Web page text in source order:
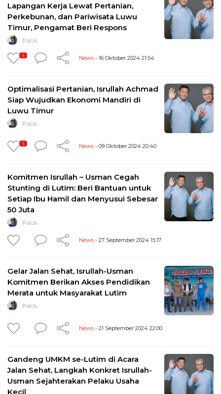
Lapangan Kerja Lewat Pertanian,
Perkebunan, dan Pariwisata Luwu
Timur, Pengamat Beri Respons
PaUs
1 News - 16 Oktober 2024 21:54
Optimalisasi Pertanian, Isrullah Achmad
Siap Wujudkan Ekonomi Mandiri di
Luwu Timur
PaUs
1 News - 09 Oktober 2024 20:40
Komitmen Isrullah – Usman Cegah
Stunting di Lutim: Beri Bantuan untuk
Setiap Ibu Hamil dan Menyusui Sebesar
50 Juta
PaUs
News - 27 September 2024 15:17
Gelar Jalan Sehat, Isrullah-Usman
Komitmen Berikan Akses Pendidikan
Merata untuk Masyarakat Lutim
PaUs
News - 21 September 2024 22:00
Gandeng UMKM se-Lutim di Acara
Jalan Sehat, Langkah Konkret Isrullah-
Usman Sejahterakan Pelaku Usaha
Kecil